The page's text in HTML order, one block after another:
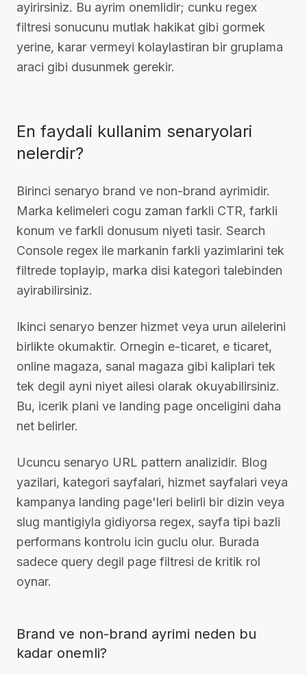
ayirirsiniz. Bu ayrim onemlidir; cunku regex
filtresi sonucunu mutlak hakikat gibi gormek
yerine, karar vermeyi kolaylastiran bir gruplama
araci gibi dusunmek gerekir.
En faydali kullanim senaryolari
nelerdir?
Birinci senaryo brand ve non-brand ayrimidir.
Marka kelimeleri cogu zaman farkli CTR, farkli
konum ve farkli donusum niyeti tasir. Search
Console regex ile markanin farkli yazimlarini tek
filtrede toplayip, marka disi kategori talebinden
ayirabilirsiniz.
Ikinci senaryo benzer hizmet veya urun ailelerini
birlikte okumaktir. Ornegin e-ticaret, e ticaret,
online magaza, sanal magaza gibi kaliplari tek
tek degil ayni niyet ailesi olarak okuyabilirsiniz.
Bu, icerik plani ve landing page onceligini daha
net belirler.
Ucuncu senaryo URL pattern analizidir. Blog
yazilari, kategori sayfalari, hizmet sayfalari veya
kampanya landing page'leri belirli bir dizin veya
slug mantigiyla gidiyorsa regex, sayfa tipi bazli
performans kontrolu icin guclu olur. Burada
sadece query degil page filtresi de kritik rol
oynar.
Brand ve non-brand ayrimi neden bu
kadar onemli?